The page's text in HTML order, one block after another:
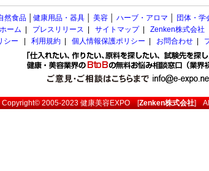
然食品 健康用品・器具 美容 ハーブ・アロマ 団体・学
ホーム
プレスリリース サイトマップ| Zenken株式会
シー
利用規約 個人情報保護ポリシー お問合わせ
Copyright© 2005-2023健康美容EXPO[Zenken株式会社] All